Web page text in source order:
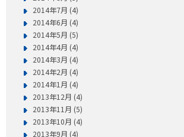
2014年7月 (4)
2014年6月 (4)
2014年5月 (5)
2014年4月 (4)
2014年3月 (4)
2014年2月 (4)
2014年1月 (4)
2013年12月 (4)
2013年11月 (5)
2013年10月 (4)
2013年9月 (4)